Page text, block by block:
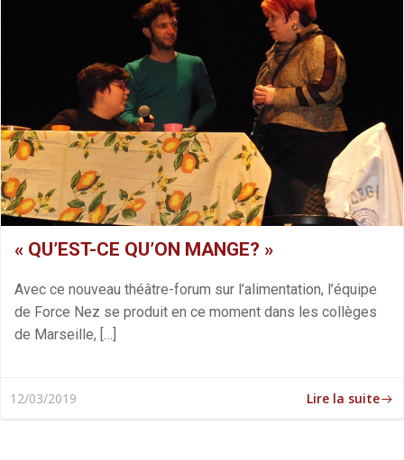
« QU’EST-CE QU’ON MANGE? »
Avec ce nouveau théâtre-forum sur l’alimentation, l’équipe
de Force Nez se produit en ce moment dans les collèges
de Marseille, […]
12/03/2019 Lire la suite